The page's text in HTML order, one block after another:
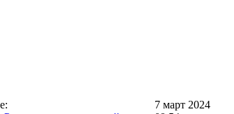
7 март 2024